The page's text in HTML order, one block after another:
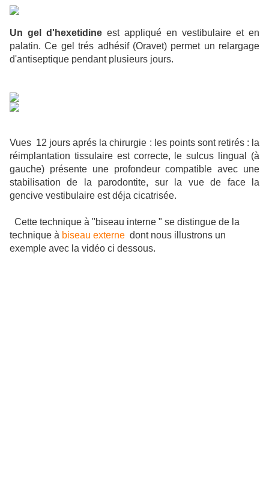
Un gel d'hexetidine est appliqué en vestibulaire et en
palatin. Ce gel trés adhésif (Oravet) permet un relargage
d'antiseptique pendant p lusieurs jours.
Vues 12 jours aprés la chirurgie : les points sont retirés : la
réimplantation tissulaire est correcte, le sulcus lingual (à
gauche) présente une profondeur compatible avec une
stabilisation de la parodontite, sur la vue de face la
gencive vestibulaire est déja cicatrisée.
Cette technique à "biseau interne " se distingue de la
technique à biseau externe dont nous illustrons un
exemple avec la vidéo ci dessous.